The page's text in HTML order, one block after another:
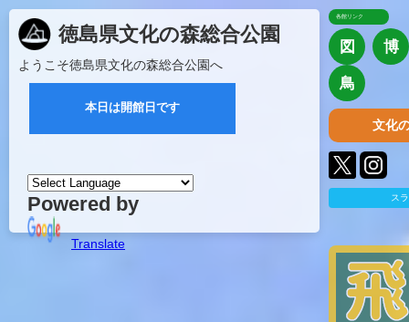
徳島県文化の森総合公園
ようこそ徳島県文化の森総合公園へ
Powered by
Translate
各館リンク
図 博
鳥
文化
ス